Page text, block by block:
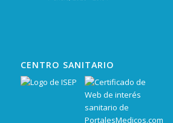
CENTRO SANITARIO